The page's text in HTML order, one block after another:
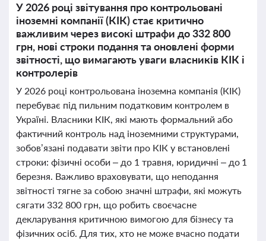
У 2026 році звітування про контрольовані
іноземні компанії (КІК) стає критично
важливим через високі штрафи до 332 800
грн, нові строки подання та оновлені форми
звітності, що вимагають уваги власників КІК і
контролерів
У 2026 році контрольована іноземна компанія (КІК)
перебуває під пильним податковим контролем в
Україні. Власники КІК, які мають формальний або
фактичний контроль над іноземними структурами,
зобов’язані подавати звіти про КІК у встановлені
строки: фізичні особи – до 1 травня, юридичні – до 1
березня. Важливо враховувати, що неподання
звітності тягне за собою значні штрафи, які можуть
сягати 332 800 грн, що робить своєчасне
декларування критичною вимогою для бізнесу та
фізичних осіб. Для тих, хто не може вчасно подати